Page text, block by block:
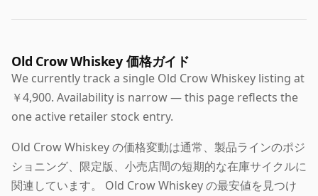
Old Crow Whiskey 価格ガイド
We currently track a single Old Crow Whiskey listing at
￥4,900. Availability is narrow — this page reflects the
one active retailer stock entry.
Old Crow Whiskey の価格変動は通常、製品ラインのポジ
ショニング、限定版、小売店間の短期的な在庫サイクルに
関連しています。 Old Crow Whiskey の最安値を見つけ